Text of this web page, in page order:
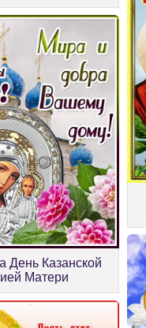
День Казанской
Матери